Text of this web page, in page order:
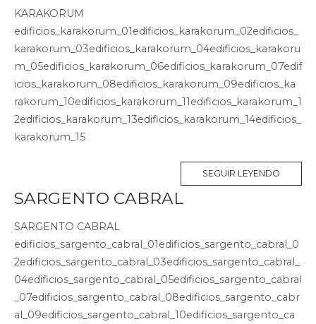
KARAKORUM
edificios_karakorum_01edificios_karakorum_02edificios_
karakorum_03edificios_karakorum_04edificios_karakoru
m_05edificios_karakorum_06edificios_karakorum_07edif
icios_karakorum_08edificios_karakorum_09edificios_ka
rakorum_10edificios_karakorum_11edificios_karakorum_1
2edificios_karakorum_13edificios_karakorum_14edificios_
karakorum_15
SEGUIR LEYENDO
SARGENTO CABRAL
SARGENTO CABRAL
edificios_sargento_cabral_01edificios_sargento_cabral_0
2edificios_sargento_cabral_03edificios_sargento_cabral_
04edificios_sargento_cabral_05edificios_sargento_cabral
_07edificios_sargento_cabral_08edificios_sargento_cabr
al_09edificios_sargento_cabral_10edificios_sargento_ca